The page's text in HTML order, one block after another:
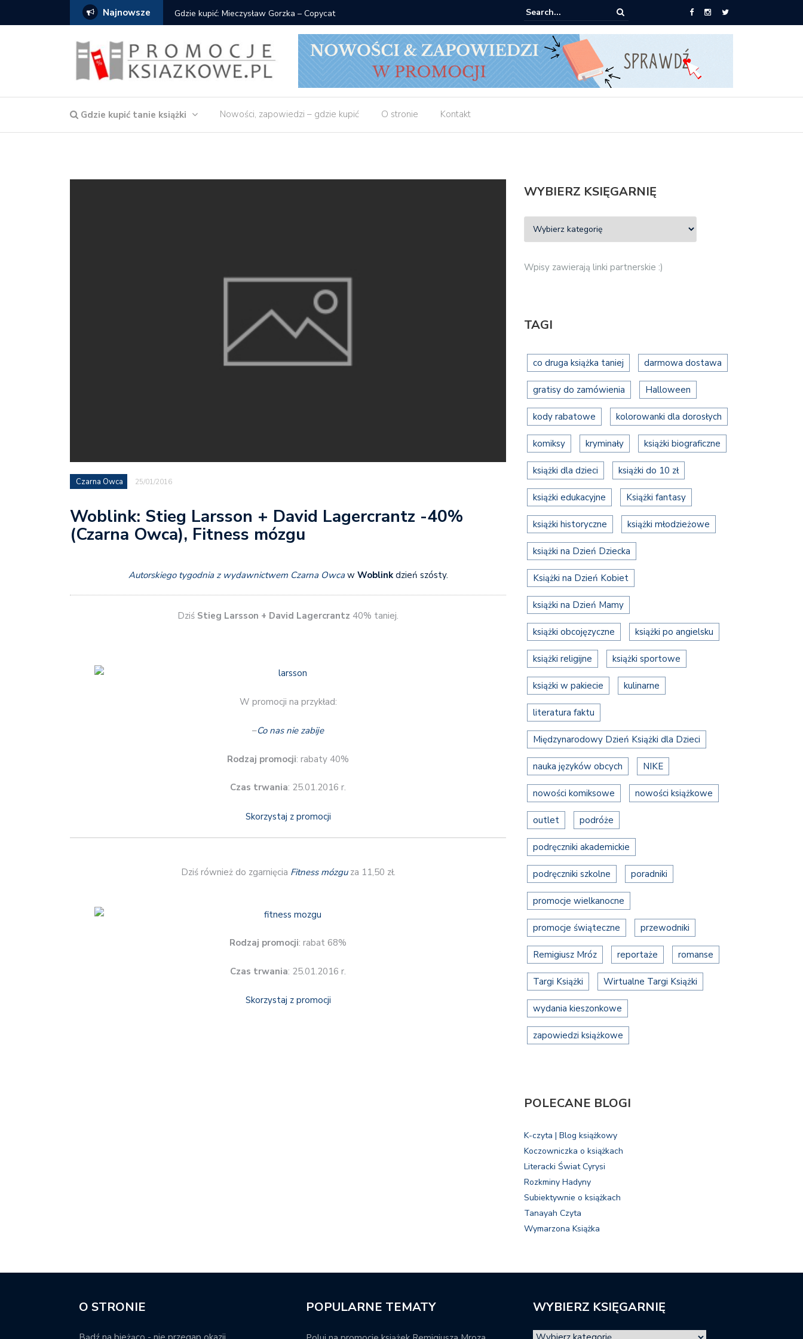
Najnowsze Gdzie kupić: Mieczysław Gorzka – Copycat Znak: książki od 2,90 zł do zamówienia
Gdzie kupić tanie książki Nowości, zapowiedzi – gdzie kupić O stronie Kontakt
Czarna Owca 25/01/2016
Woblink: Stieg Larsson + David Lagercrantz -40%
(Czarna Owca), Fitness mózgu
Autorskiego tygodnia z wydawnictwem Czarna Owcaw Woblinkdzień szósty.
Dziś Stieg Larsson + David Lagercrantz 40% taniej.
W promocji na przykład:
–Co nas nie zabije
Rodzaj promocji: rabaty 40%
Czas trwania: 25.01.2016 r.
Skorzystaj z promocji
Dziś również do zgarnięcia Fitness mózguza 11,50 zł.
Rodzaj promocji: rabat 68%
Czas trwania: 25.01.2016 r.
Skorzystaj z promocji
WYBIERZ KSIĘGARNIĘ
Wpisy zawierają linki partnerskie :)
TAGI
co druga książka taniej darmowa dostawa
gratisy do zamówienia Halloween
kody rabatowe kolorowanki dla dorosłych
komiksy kryminały książki biograficzne
książki dla dzieci książki do 10 zł
książki edukacyjne Książki fantasy
książki historyczne książki młodzieżowe
książki na Dzień Dziecka
Książki na Dzień Kobiet
książki na Dzień Mamy
książki obcojęzyczne książki po angielsku
książki religijne książki sportowe
książki w pakiecie kulinarne
literatura faktu
Międzynarodowy Dzień Książki dla Dzieci
nauka języków obcych NIKE
nowości komiksowe nowości książkowe
outlet podróże
podręczniki akademickie
podręczniki szkolne poradniki
promocje wielkanocne
promocje świąteczne przewodniki
Remigiusz Mróz reportaże romanse
Targi Książki Wirtualne Targi Książki
wydania kieszonkowe
zapowiedzi książkowe
POLECANE BLOGI
K-czyta | Blog książkowy
Koczowniczka o książkach
Literacki Świat Cyrysi
Rozkminy Hadyny
Subiektywnie o książkach
Tanayah Czyta
Wymarzona Książka
O STRONIE POPULARNE TEMATY WYBIERZ KSIĘGARNIĘ